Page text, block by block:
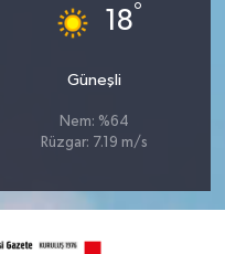
18°
Güneşli
Nem: %64
Rüzgar: 7.19 m/s